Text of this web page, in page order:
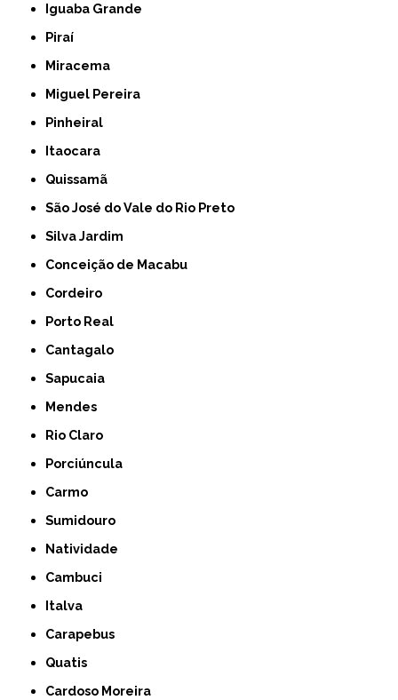
Iguaba Grande
Piraí
Miracema
Miguel Pereira
Pinheiral
Itaocara
Quissamã
São José do Vale do Rio Preto
Silva Jardim
Conceição de Macabu
Cordeiro
Porto Real
Cantagalo
Sapucaia
Mendes
Rio Claro
Porciúncula
Carmo
Sumidouro
Natividade
Cambuci
Italva
Carapebus
Quatis
Cardoso Moreira